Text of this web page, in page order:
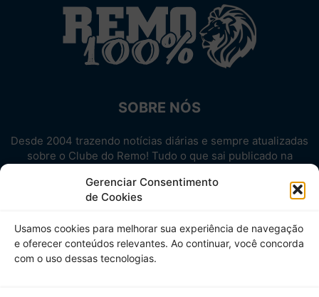
Gerenciar Consentimento
de Cookies
Usamos cookies para melhorar sua experiência de navegação
e oferecer conteúdos relevantes. Ao continuar, você concorda
com o uso dessas tecnologias.
SOBRE NÓS
Desde 2004 trazendo notícias diárias e sempre atualizadas
sobre o Clube do Remo! Tudo o que sai publicado na
Aproveite! Site não-oficial.
SIGA-NOS